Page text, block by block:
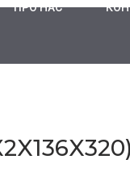
ПРО НАС